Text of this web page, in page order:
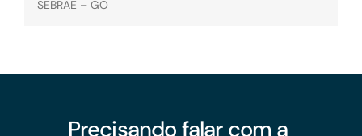
SEBRAE – GO
Precisando falar com a